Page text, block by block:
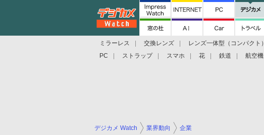
ミラーレス 交換レンズ レンズ一体型（コンパクト）
PC
ストラップ スマホ 花 鉄道 航空機
デジカメ Watch 業界動向 企業